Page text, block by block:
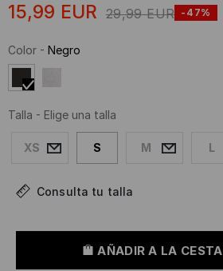
15,99 EUR 29,99 EUR -47%
Color - Negro
Talla - Elige una talla
XS S M L
Consulta tu talla
AÑADIR A LA CESTA